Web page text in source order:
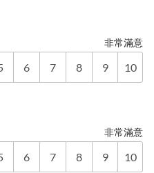
非常滿意
6 7 8 9 10
非常滿意
6 7 8 9 10